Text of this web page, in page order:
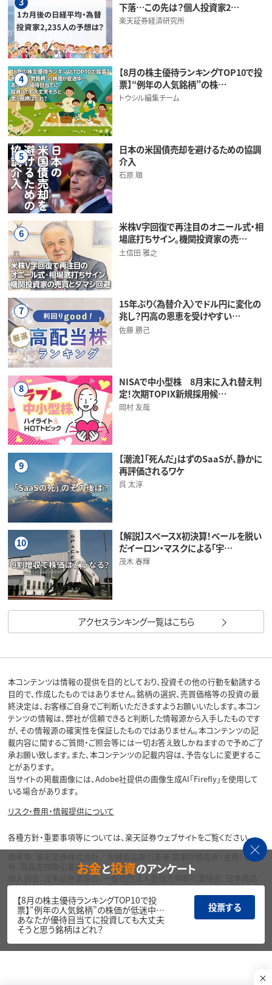
下落…この先は？個人投資家2…
楽天証券経済研究所
4
【8月の株主優待ランキングTOP10で投
票】“例年の人気銘柄”の株…
トウシル編集チーム
5
日本の米国債売却を避けるための協調
介入
石原 順
6
米株V字回復で再注目のオニール式・相
場底打ちサイン。機関投資家の売…
土信田 雅之
7
15年ぶり〈為替介入〉でドル円に変化の
兆し？円高の恩恵を受けやすい…
佐藤 勝己
8
NISAで中小型株 8月末に入れ替え判
定！次期TOPIX新規採用候…
岡村 友哉
9
【潮流】「死んだ」はずのSaaSが、静かに
再評価されるワケ
呉 太淳
10
【解説】スペースX初決算！ベールを脱い
だイーロン・マスクによる「宇…
茂木 春輝
アクセスランキング一覧はこちら
本コンテンツは情報の提供を目的としており、投資その他の行動を勧誘する
目的で、作成したものではありません。銘柄の選択、売買価格等の投資の最
終決定は、お客様ご自身でご判断いただきますようお願いいたします。本コン
テンツの情報は、弊社が信頼できると判断した情報源から入手したものです
が、その情報源の確実性を保証したものではありません。本コンテンツの記
載内容に関するご質問・ご照会等には一切お答え致しかねますので予めご了
承お願い致します。また、本コンテンツの記載内容は、予告なしに変更するこ
とがあります。
当サイトの掲載画像には、Adobe社提供の画像生成AI「Firefly」を使用して
いる場合があります。
リスク・費用・情報提供について
各種方針・重要事項等については、楽天証券ウェブサイトをご覧ください。
商号等：楽天証券株式会社／金融商品取引業者 関東財務局長（金商）第195
号、商品先物取引業者
加入協会：日本証券業協会、一般社団法人金融先物取引業協会、日本商品
先物取引協会、一般社団法人第二種金融商品取引業協会、一般社団法人資
産運用業協会
Copyright©
1999-2026 Rakuten Securities, Inc. All
Rights Reserved.
お金と投資のアンケート
【8月の株主優待ランキングTOP10で投
票】“例年の人気銘柄”の株価が低迷中…
あなたが優待目当てに投資しても大丈夫
そうと思う銘柄はどれ？
投票する